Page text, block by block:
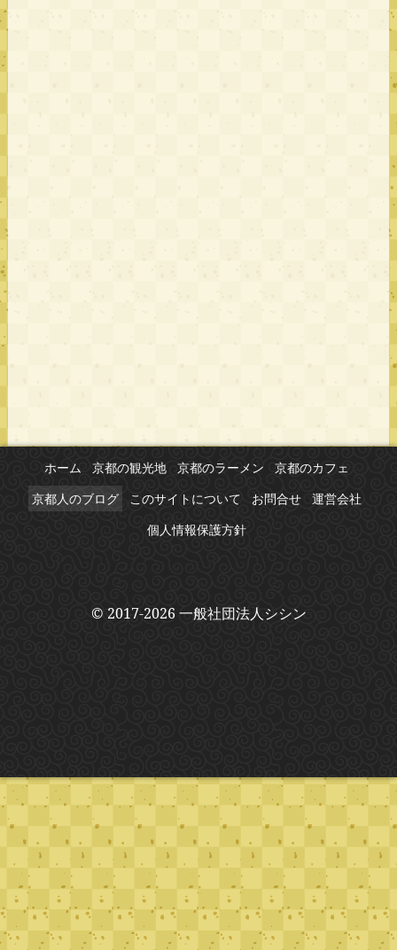
ホーム 京都の観光地 京都のラーメン
京都のカフェ
京都人のブログ
このサイトについて お問合せ
運営会社
個人情報保護方針
© 2017-2026 一般社団法人シシン